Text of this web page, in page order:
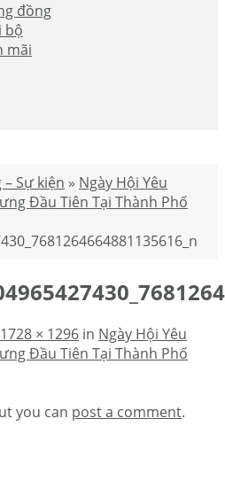
đồng
bộ
mãi
Sự kiện » Ngày Hội Yêu
Đầu Tiên Tại Thành Phố
1728 × 1296 in Ngày Hội Yêu
Đầu Tiên Tại Thành Phố
you can post a comment.